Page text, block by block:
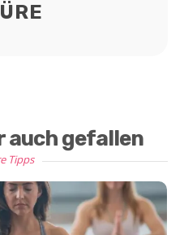
auch gefallen
Tipps